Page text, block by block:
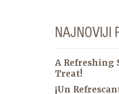
NAJNOVIJI
A Refreshing
Treat!
¡Un